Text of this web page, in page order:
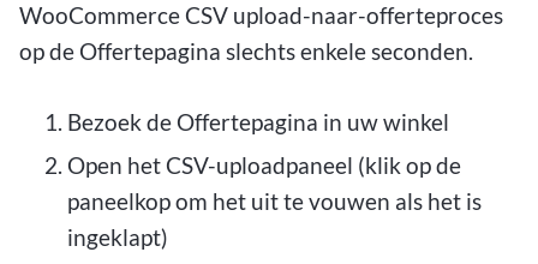
WooCommerce CSV upload-naar-offerteproces
op de Offertepagina slechts enkele seconden.
Bezoek de Offertepagina in uw winkel
Open het CSV-uploadpaneel (klik op de
paneelkop om het uit te vouwen als het is
ingeklapt)